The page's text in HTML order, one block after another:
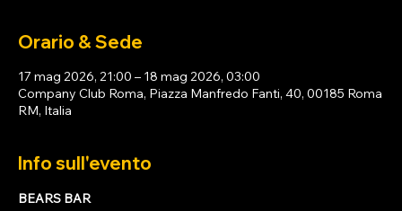
Orario & Sede
17 mag 2026, 21:00 – 18 mag 2026, 03:00
Company Club Roma, Piazza Manfredo Fanti, 40, 00185 Roma
RM, Italia
Info sull'evento
BEARS BAR